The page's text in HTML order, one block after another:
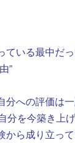
いる最中だっ
”
分への評価は
分を今築き上
から成り立っ